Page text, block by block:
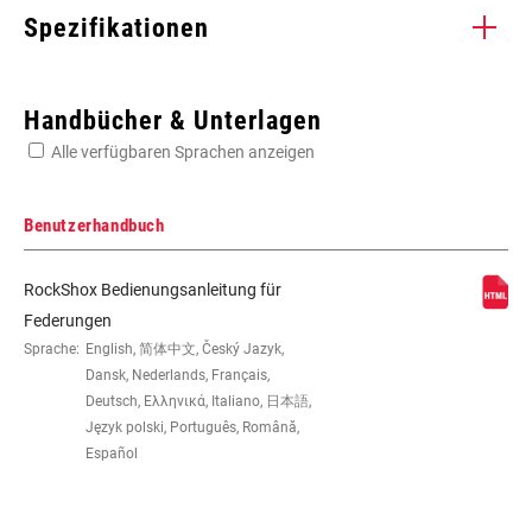
Spezifikationen
EYE TO EYE /
STROKE
165x37.5, 165x40, 165x42.5, 165x45,
170x30, 170x32.5, 170x35,
185x47.5(TR), 185x50(TR),
185x52.5(TR), 185x55(TR), 190x37.5,
190x40, 190x42.5, 190x45,
Handbücher & Unterlagen
Alle verfügbaren Sprachen anzeigen
Benutzerhandbuch
RockShox Bedienungsanleitung für
Federungen
Sprache: English, 简体中文, Český Jazyk,
Dansk, Nederlands, Français,
Deutsch, Ελληνικά, Italiano, 日本語,
Język polski, Português, Română,
Español